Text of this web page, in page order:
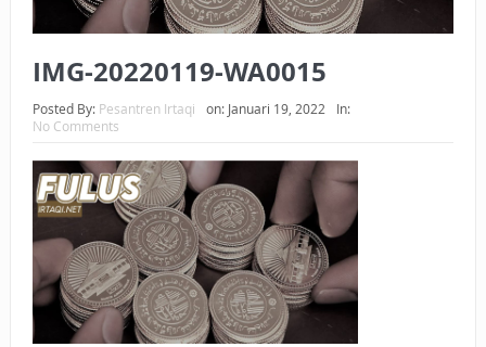
KEPEMILIKANNYA BERUBAH
HUKUM MEMBAYAR ZAKAT DENGAN CARA MENGANGSUR
HUKUM MEMBAYAR ZAKAT KEPADA KERABAT SENDIRI
IMG-20220119-WA0015
Posted By: Pesantren Irtaqi on: Januari 19, 2022
In:
No Comments